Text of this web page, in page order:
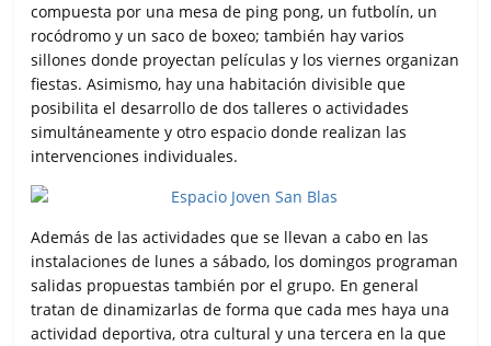
compuesta por una mesa de ping pong, un futbolín, un
rocódromo y un saco de boxeo; también hay varios
sillones donde proyectan películas y los viernes organizan
fiestas. Asimismo, hay una habitación divisible que
posibilita el desarrollo de dos talleres o actividades
simultáneamente y otro espacio donde realizan las
intervenciones individuales.
Además de las actividades que se llevan a cabo en las
instalaciones de lunes a sábado, los domingos programan
salidas propuestas también por el grupo. En general
tratan de dinamizarlas de forma que cada mes haya una
actividad deportiva, otra cultural y una tercera en la que